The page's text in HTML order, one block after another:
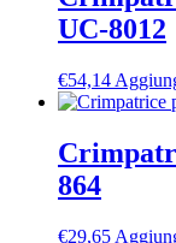
UC-8012
€54,14
864
€29,65